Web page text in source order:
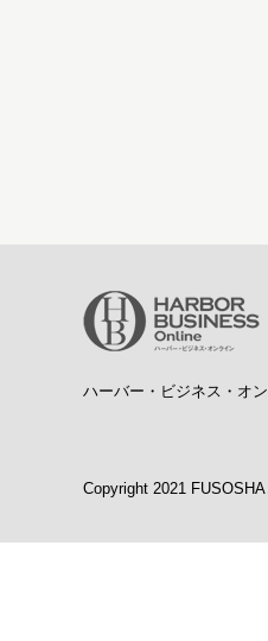
ハーバー・ビジネス・オ
Copyright 2021